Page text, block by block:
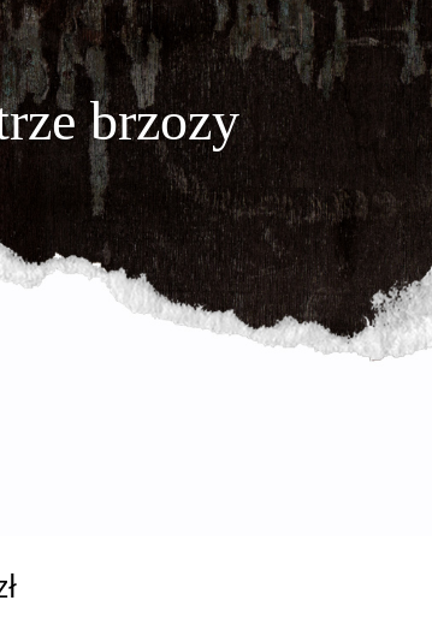
brzozy